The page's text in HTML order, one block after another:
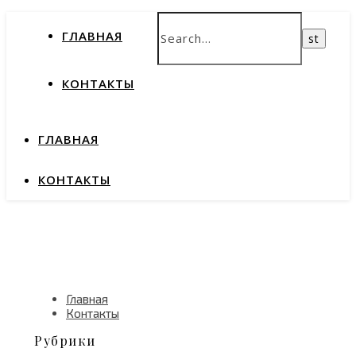
ГЛАВНАЯ
КОНТАКТЫ
ГЛАВНАЯ
КОНТАКТЫ
Главная
Контакты
Рубрики